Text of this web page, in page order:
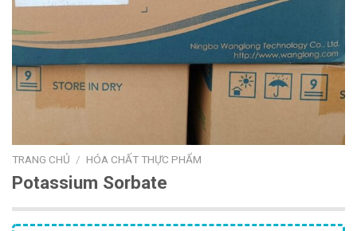
TRANG CHỦ / HÓA CHẤT THỰC PHẨM
Potassium Sorbate